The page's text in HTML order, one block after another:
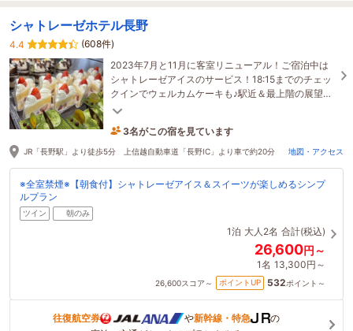
シャトレーゼホテル長野
4.4
(608件)
2023年7月と11月に客室リニューアル！ご宿泊中は
シャトレーゼアイスのサービス！18:15までのチェッ
クインでウェルカムケーキも♪駅近＆最上階の展望浴
場で日頃の疲れを癒してリフレッシュ！
3名がこの宿を見ています
25分前に予約されました
JR「長野駅」より徒歩5分 上信越自動車道「長野IC」より車で約20分 地図・アクセス
※全室禁煙※【朝食付】シャトレーゼアイス＆スイーツが楽しめるシンプ
ルプラン
ツイン 朝のみ
1泊 大人2名 合計(税込)
26,600円～
1名 13,300円～
26,600スコア～ ポイントUP 532ポイント～
往復航空券 や新幹線・特急
の